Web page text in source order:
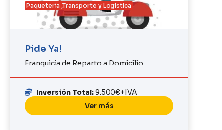
Paquetería ,Transporte y Logística
Pide Ya!
Franquicia de Reparto a Domicilio
Inversión Total:9.500€+IVA
Ver más